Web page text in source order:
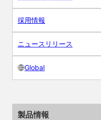
採用情報
ニュースリリース
Global
製品情報